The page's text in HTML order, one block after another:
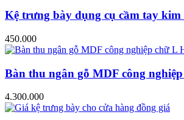
Kệ trưng bày dụng cụ cầm tay
450.000
Bàn thu ngân gỗ MDF công
4.300.000